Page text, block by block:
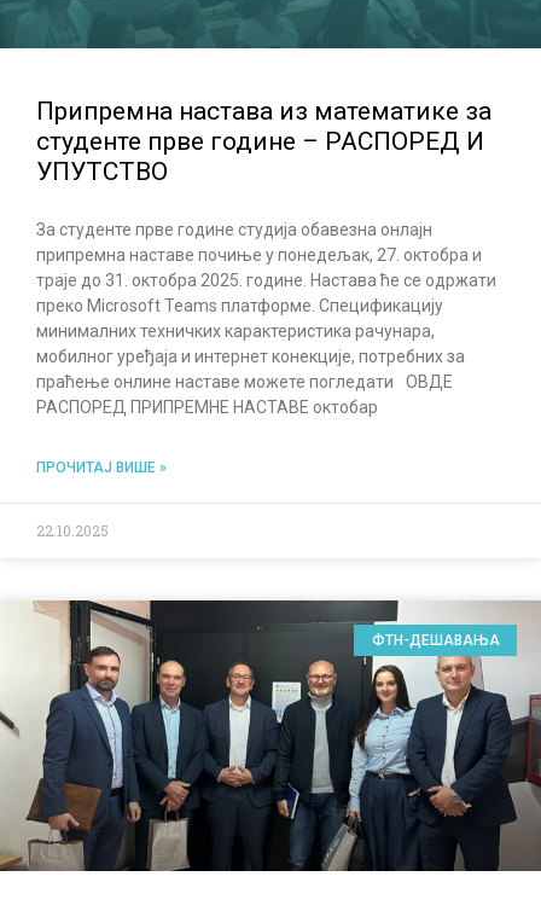
Припремна настава из математике за
студенте прве године – РАСПОРЕД И
УПУТСТВО
За студенте прве године студија обавезна онлајн
припремна наставе почиње у понедељак, 27. октобра и
траје до 31. октобра 2025. године. Настава ће се одржати
преко Microsoft Teams платформе. Спецификацију
минималних техничких карактеристика рачунара,
мобилног уређаја и интернет конекције, потребних за
праћење онлине наставе можете погледати ОВДЕ
РАСПОРЕД ПРИПРЕМНЕ НАСТАВЕ октобар
ПРОЧИТАЈ ВИШЕ »
22.10.2025
ФТН-ДЕШАВАЊА